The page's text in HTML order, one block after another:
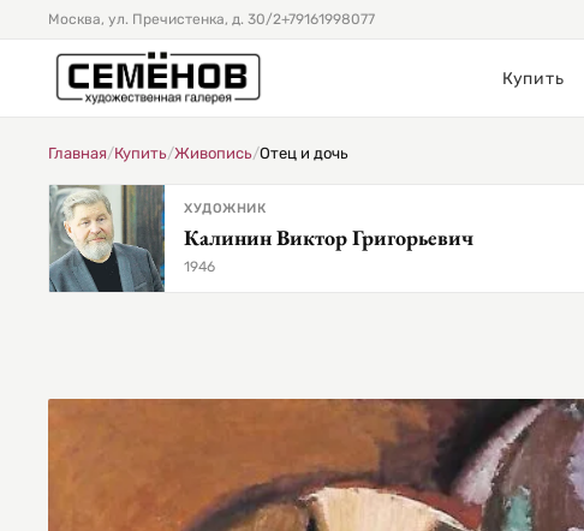
Москва, ул. Пречистенка, д. 30/2+79161998077
Купить
Главная/Купить/Живопись/Отец и дочь
ХУДОЖНИК
Калинин Виктор Григорьевич
1946